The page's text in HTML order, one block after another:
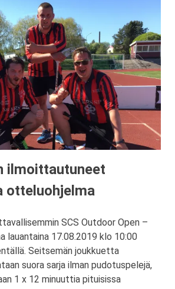
ilmoittautuneet
otteluohjelma
SCS Outdoor Open –
lauantaina 17.08.2019 klo 10:00
Seitsemän joukkuetta
suora sarja ilman pudotuspelejä,
1 x 12 minuuttia pituisissa